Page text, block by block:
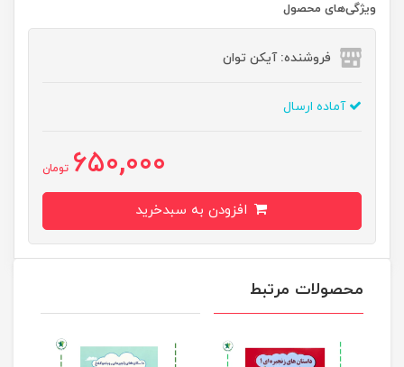
ویژگی‌های محصول
فروشنده: آیکن توان
آماده ارسال
650,000 تومان
محصولات مرتبط